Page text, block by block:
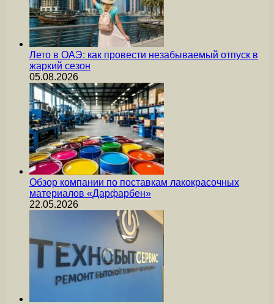
Лето в ОАЭ: как провести незабываемый отпуск в
жаркий сезон
05.08.2026
Обзор компании по поставкам лакокрасочных
материалов «Дарфарбен»
22.05.2026